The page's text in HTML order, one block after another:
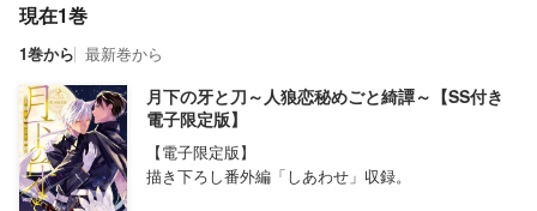
現在1巻
1巻から 最新巻から
月下の牙と刀～人狼恋秘めごと綺譚～【SS付き
電子限定版】
【電子限定版】
描き下ろし番外編「しあわせ」収録。